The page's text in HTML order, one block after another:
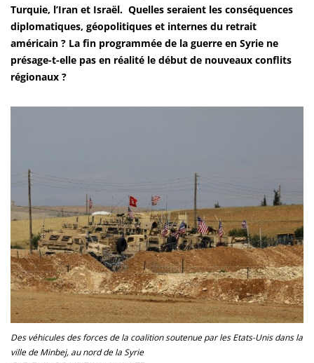
Turquie, l’Iran et Israël. Quelles seraient les conséquences
diplomatiques, géopolitiques et internes du retrait
américain ? La fin programmée de la guerre en Syrie ne
présage-t-elle pas en réalité le début de nouveaux conflits
régionaux ?
Des véhicules des forces de la coalition soutenue par les Etats-Unis dans la
ville de Minbej, au nord de la Syrie